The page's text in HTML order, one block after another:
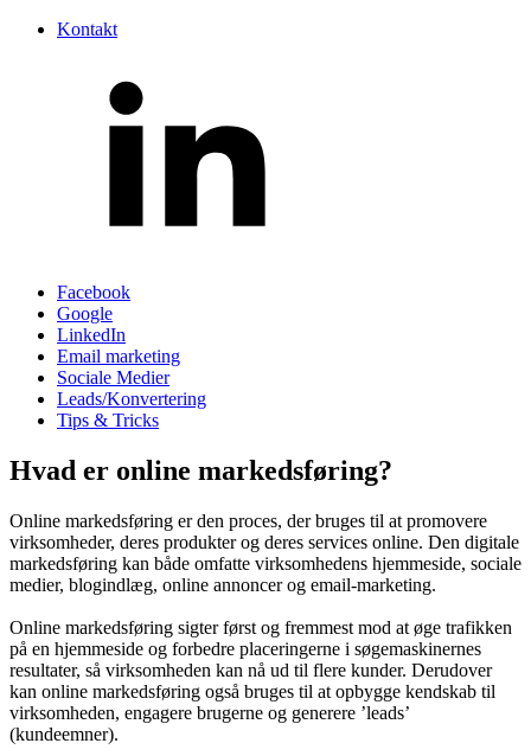
Kontakt
Facebook
Google
LinkedIn
Email marketing
Sociale Medier
Leads/Konvertering
Tips & Tricks
Hvad er online markedsføring?
Online markedsføring er den proces, der bruges til at promovere
virksomheder, deres produkter og deres services online. Den digitale
markedsføring kan både omfatte virksomhedens hjemmeside, sociale
medier, blogindlæg, online annoncer og email-marketing.
Online markedsføring sigter først og fremmest mod at øge trafikken
på en hjemmeside og forbedre placeringerne i søgemaskinernes
resultater, så virksomheden kan nå ud til flere kunder. Derudover
kan online markedsføring også bruges til at opbygge kendskab til
virksomheden, engagere brugerne og generere ’leads’
(kundeemner).